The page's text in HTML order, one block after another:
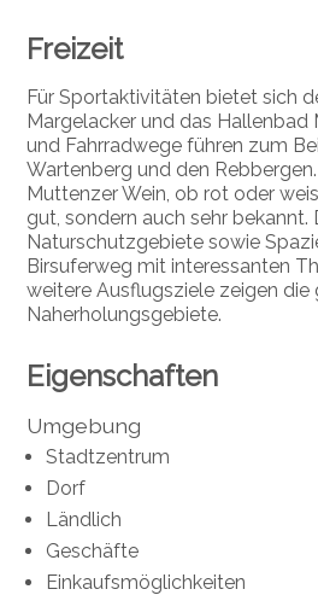
Freizeit
Für Sportaktivitäten bietet sich
Margelacker und das Hallenbad
und Fahrradwege führen zum
Wartenberg und den
Muttenzer Wein, ob rot oder
gut, sondern auch sehr bekannt.
Naturschutzgebiete sowie
Birsuferweg mit interessanten
weitere Ausflugsziele zeigen die
Naherholungsgebiete.
Eigenschaften
Umgebung
Stadtzentrum
Dorf
Ländlich
Geschäfte
Einkaufsmöglichkeiten